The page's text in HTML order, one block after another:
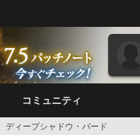
コミュニティ
ディープシャドウ・バード